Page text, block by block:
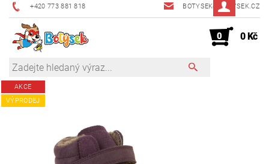
+420 773 881 818 BOTYSEK@BOTYSEK.CZ
0 0 Kč
AKCE
VÝPRODEJ